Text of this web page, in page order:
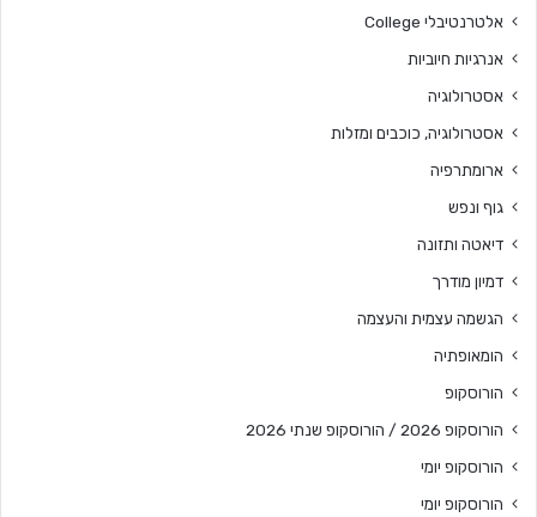
אלטרנטיבלי College
אנרגיות חיוביות
אסטרולוגיה
אסטרולוגיה, כוכבים ומזלות
ארומתרפיה
גוף ונפש
דיאטה ותזונה
דמיון מודרך
הגשמה עצמית והעצמה
הומאופתיה
הורוסקופ
הורוסקופ 2026 / הורוסקופ שנתי 2026
הורוסקופ יומי
הורוסקופ יומי